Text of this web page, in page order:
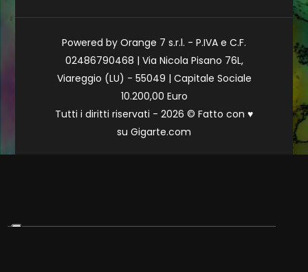
Powered by Orange 7 s.r.l. - P.IVA e C.F.
02486790468 | Via Nicola Pisano 76L,
Viareggio (LU) - 55049 | Capitale Sociale
10.200,00 Euro
Tutti i diritti riservati - 2026 © Fatto con ♥
su Gigarte.com